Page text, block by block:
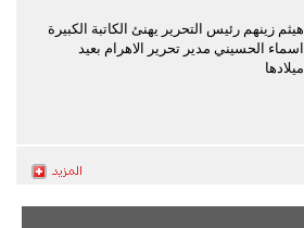
هيثم زينهم رئيس التحرير يهنئ الكاتبة الكبيرة
اسماء الحسيني مدير تحرير الاهرام بعيد
ميلادها